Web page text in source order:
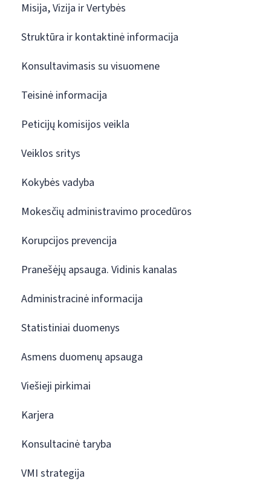
Misija, Vizija ir Vertybės
Struktūra ir kontaktinė informacija
Konsultavimasis su visuomene
Teisinė informacija
Peticijų komisijos veikla
Veiklos sritys
Kokybės vadyba
Mokesčių administravimo procedūros
Korupcijos prevencija
Pranešėjų apsauga. Vidinis kanalas
Administracinė informacija
Statistiniai duomenys
Asmens duomenų apsauga
Viešieji pirkimai
Karjera
Konsultacinė taryba
VMI strategija